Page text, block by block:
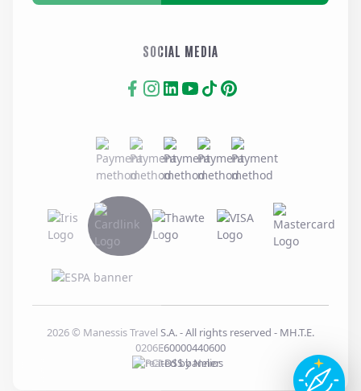
SOCIAL MEDIA
2026© Manessis Travel S.A. - All rights reserved - MH.T.E.
0206E60000440600
Created byNelios